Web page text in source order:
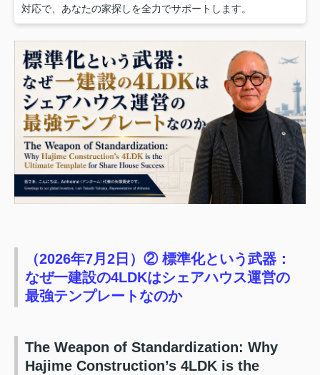
対応で、あなたの家探しを全力でサポートします。
（2026年7月2日）② 標準化という武器：
なぜ一建設の4LDKはシェアハウス運営の
最強テンプレートなのか
The Weapon of Standardization: Why
Hajime Construction’s 4LDK is the